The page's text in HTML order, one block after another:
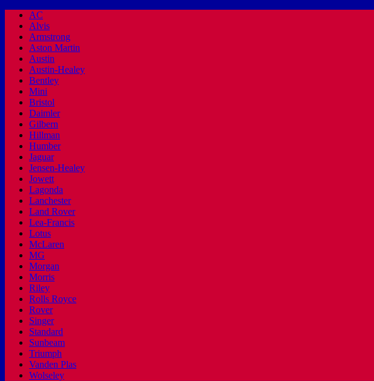
AC
Alvis
Armstrong
Aston Martin
Austin
Austin-Healey
Bentley
Mini
Bristol
Daimler
Gilbern
Hillman
Humber
Jaguar
Jensen-Healey
Jowett
Lagonda
Lanchester
Land Rover
Lea-Francis
Lotus
McLaren
MG
Morgan
Morris
Riley
Rolls Royce
Rover
Singer
Standard
Sunbeam
Triumph
Vanden Plas
Wolseley